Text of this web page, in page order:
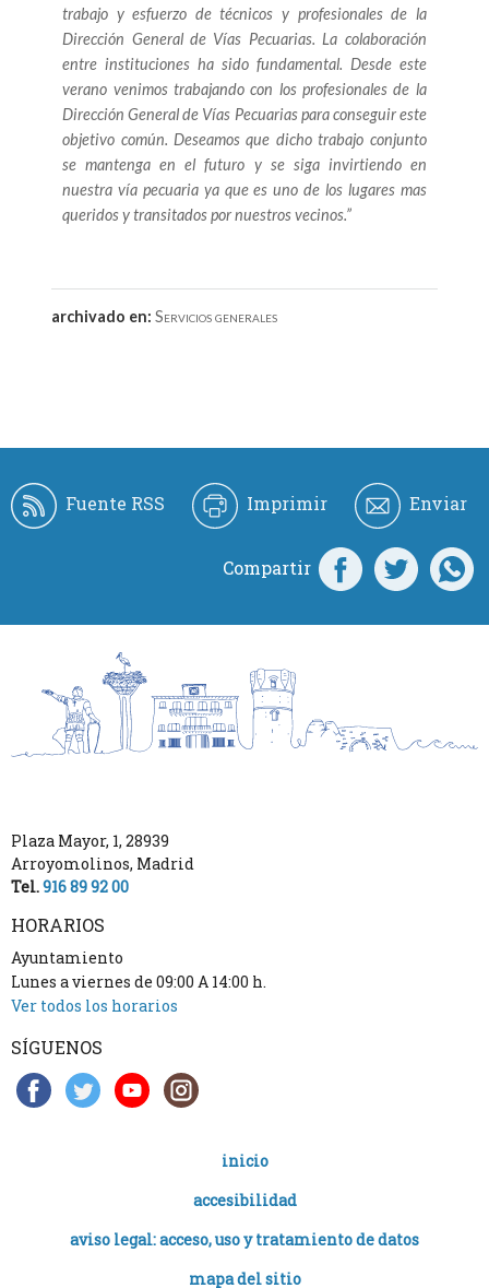
trabajo y esfuerzo de técnicos y profesionales de la
Dirección General de Vías Pecuarias. La colaboración
entre instituciones ha sido fundamental. Desde este
verano venimos trabajando con los profesionales de la
Dirección General de Vías Pecuarias para conseguir este
objetivo común. Deseamos que dicho trabajo conjunto
se mantenga en el futuro y se siga invirtiendo en
nuestra vía pecuaria ya que es uno de los lugares mas
queridos y transitados por nuestros vecinos.”
archivado en:Servicios generales
Fuente RSS Imprimir Enviar
Compartir
Plaza Mayor, 1, 28939
Arroyomolinos, Madrid
Tel.916 89 92 00
HORARIOS
Ayuntamiento
Lunes a viernes de 09:00 A 14:00 h.
Ver todos los horarios
SÍGUENOS
inicio
accesibilidad
aviso legal: acceso, uso y tratamiento de datos
mapa del sitio